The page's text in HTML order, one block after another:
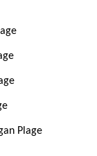
Plage